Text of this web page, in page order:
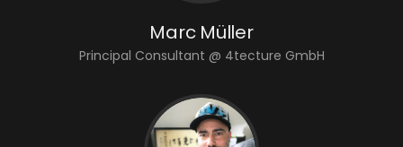
Marc Müller
Principal Consultant @ 4tecture GmbH